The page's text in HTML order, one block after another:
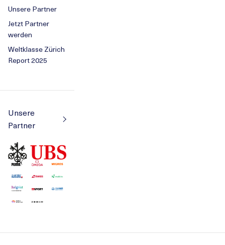
Unsere Partner
Jetzt Partner
werden
Weltklasse Zürich
Report 2025
Unsere
Partner